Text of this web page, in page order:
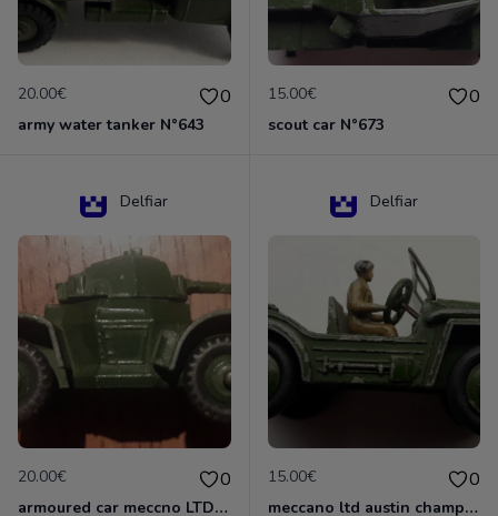
20.00€ 0
army water tanker N°643
15.00€ 0
scout car N°673
Delfiar
20.00€ 0
armoured car meccno LTD N°670
Delfiar
15.00€ 0
meccano ltd austin champ N°674